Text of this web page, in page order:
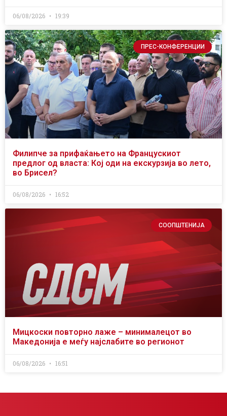
06/08/2026 19:39
ПРЕС-КОНФЕРЕНЦИИ
Филипче за прифаќањето на Францускиот
предлог од власта: Кој оди на екскурзија во лето,
во Брисел?
06/08/2026 16:52
СООПШТЕНИЈА
Мицкоски повторно лаже – минималецот во
Македонија е меѓу најслабите во регионот
06/08/2026 16:51